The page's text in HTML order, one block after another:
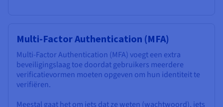
Multi-Factor Authentication (MFA)
Multi-Factor Authentication (MFA) voegt een extra
beveiligingslaag toe doordat gebruikers meerdere
verificatievormen moeten opgeven om hun identiteit te
verifiëren.
Meestal gaat het om iets dat ze weten (wachtwoord), iets